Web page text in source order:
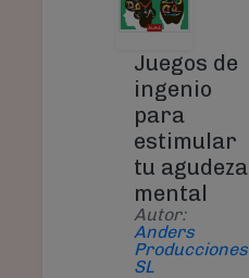
Juegos de
ingenio
para
estimular
tu agudeza
mental
Autor:
Anders
Producciones
SL